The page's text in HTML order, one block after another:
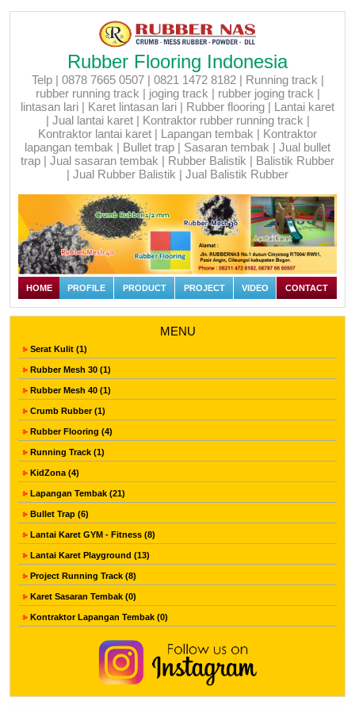
Rubber Flooring Indonesia
Telp | 0878 7665 0507 | 0821 1472 8182 | Running track |
rubber running track | joging track | rubber joging track |
lintasan lari | Karet lintasan lari | Rubber flooring | Lantai karet
| Jual lantai karet | Kontraktor rubber running track |
Kontraktor lantai karet | Lapangan tembak | Kontraktor
lapangan tembak | Bullet trap | Sasaran tembak | Jual bullet
trap | Jual sasaran tembak | Rubber Balistik | Balistik Rubber
| Jual Rubber Balistik | Jual Balistik Rubber
HOME PROFILE PRODUCT PROJECT VIDEO CONTACT
MENU
Serat Kulit (1)
Rubber Mesh 30 (1)
Rubber Mesh 40 (1)
Crumb Rubber (1)
Rubber Flooring (4)
Running Track (1)
KidZona (4)
Lapangan Tembak (21)
Bullet Trap (6)
Lantai Karet GYM - Fitness (8)
Lantai Karet Playground (13)
Project Running Track (8)
Karet Sasaran Tembak (0)
Kontraktor Lapangan Tembak (0)